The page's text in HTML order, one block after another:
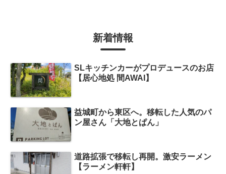
新着情報
SLキッチンカーがプロデュースのお店
【居心地処 間AWAI】
益城町から東区へ。移転した人気のパ
ン屋さん「大地とぱん」
道路拡張で移転し再開。激安ラーメン
【ラーメン軒軒】